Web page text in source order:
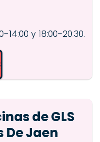
14:00 y 18:00-20:30.
de GLS
De Jaen